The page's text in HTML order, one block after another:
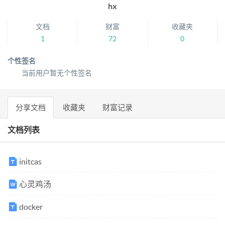
hx
文档
1
财富
72
收藏夹
0
个性签名
当前用户暂无个性签名
分享文档 收藏夹 财富记录
文档列表
initcas
心灵鸡汤
docker